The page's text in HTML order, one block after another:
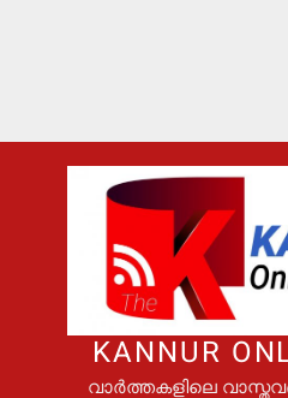
KANNUR
വാർത്തകളിലെ